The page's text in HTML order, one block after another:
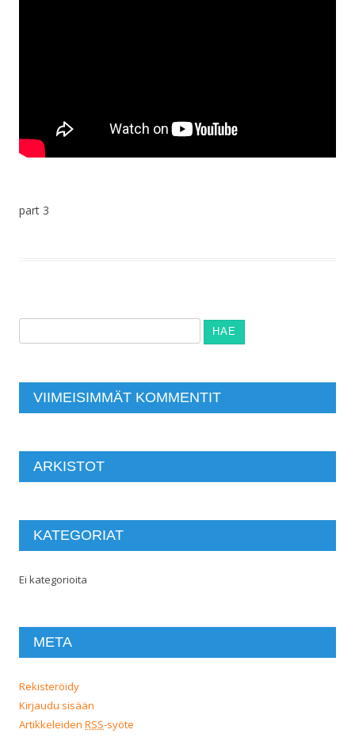
part 3
VIIMEISIMMÄT KOMMENTIT
ARKISTOT
KATEGORIAT
Ei kategorioita
META
Rekisteröidy
Kirjaudu sisään
Artikkeleiden RSS-syöte